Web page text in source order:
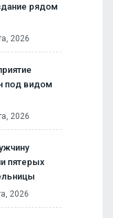
рядом
2026
под видом
2026
пятерых
2026